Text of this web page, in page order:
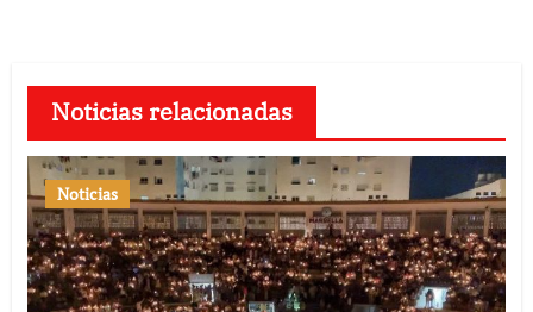
Noticias relacionadas
Noticias